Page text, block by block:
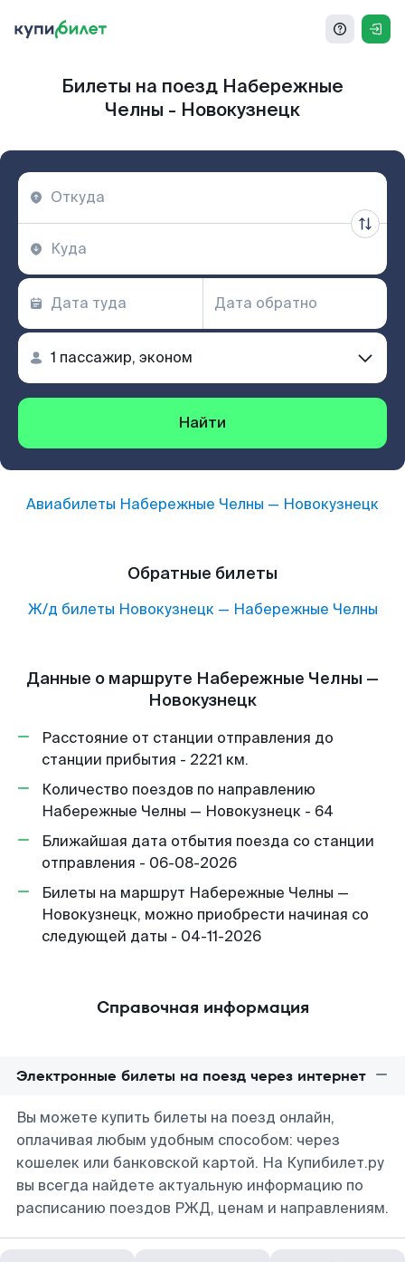
Билеты на поезд Набережные
Челны - Новокузнецк
Найти
Авиабилеты Набережные Челны — Новокузнецк
Обратные билеты
Ж/д билеты Новокузнецк— Набережные Челны
Данные о маршруте Набережные Челны —
Новокузнецк
Расстояние от станции отправления до
станции прибытия - 2221 км.
Количество поездов по направлению
Набережные Челны — Новокузнецк - 64
Ближайшая дата отбытия поезда со станции
отправления - 06-08-2026
Билеты на маршрут Набережные Челны —
Новокузнецк, можно приобрести начиная со
следующей даты - 04-11-2026
Справочная информация
Электронные билеты на поезд через интернет
Вы можете купить билеты на поезд онлайн,
оплачивая любым удобным способом: через
кошелек или банковской картой. На Купибилет.ру
вы всегда найдете актуальную информацию по
расписанию поездов РЖД, ценам и направлениям.